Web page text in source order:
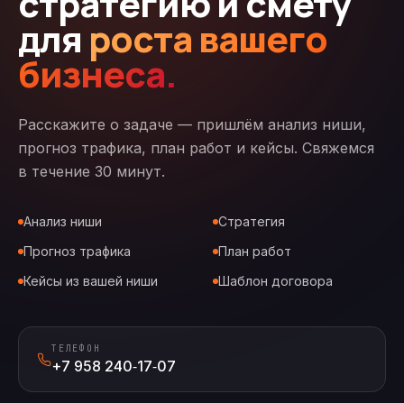
для роста вашего
бизнеса.
Расскажите о задаче — пришлём анализ ниши,
прогноз трафика, план работ и кейсы. Свяжемся
в течение 30 минут.
Анализ ниши
Стратегия
Прогноз трафика
План работ
Кейсы из вашей ниши
Шаблон договора
ТЕЛЕФОН
+7 958 240‑17‑07